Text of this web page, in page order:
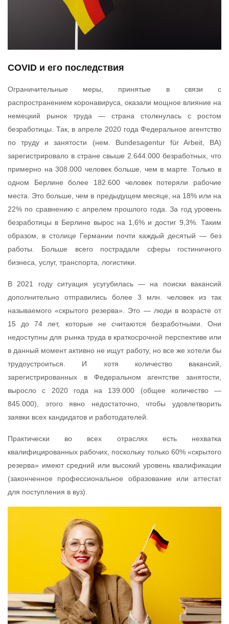
COVID и его последствия
Ограничительные меры, принятые в связи с
распространением коронавируса, оказали мощное влияние на
немецкий рынок труда — страна столкнулась с ростом
безработицы. Так, в апреле 2020 года Федеральное агентство
по труду и занятости (нем. Bundesagentur für Arbeit, ВА)
зарегистрировало в стране свыше 2.644.000 безработных, что
примерно на 308.000 человек больше, чем в марте. Только в
одном Берлине более 182.600 человек потеряли рабочие
места. Это больше, чем в предыдущем месяце, на 18% или на
22% по сравнению с апрелем прошлого года. За год уровень
безработицы в Берлине вырос на 1,6% и достиг 9,3%. Таким
образом, в столице Германии почти каждый десятый — без
работы. Больше всего пострадали сферы гостиничного
бизнеса, услуг, транспорта, логистики.
В 2021 году ситуация усугубилась — на поиски вакансий
дополнительно отправились более 3 млн. человек из так
называемого «скрытого резерва». Это — люди в возрасте от
15 до 74 лет, которые не считаются безработными. Они
недоступны для рынка труда в краткосрочной перспективе или
в данный момент активно не ищут работу, но все же хотели бы
трудоустроиться. И хотя количество вакансий,
зарегистрированных в Федеральном агентстве занятости,
выросло с 2020 года на 139.000 (общее количество —
845.000), этого явно недостаточно, чтобы удовлетворить
заявки всех кандидатов и работодателей.
Практически во всех отраслях есть нехватка
квалифицированных рабочих, поскольку только 60% «скрытого
резерва» имеют средний или высокий уровень квалификации
(законченное профессиональное образование или аттестат
для поступления в вуз).